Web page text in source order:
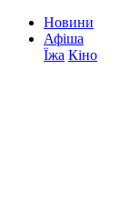
Новини
Афіша
Їжа Кіно